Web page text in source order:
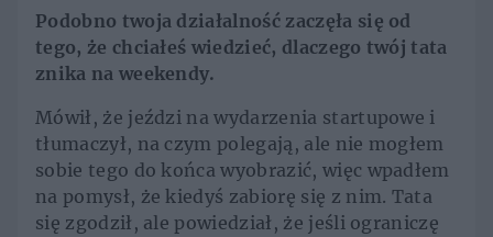
Podobno twoja działalność zaczęła się od
tego, że chciałeś wiedzieć, dlaczego twój tata
znika na weekendy.
Mówił, że jeździ na wydarzenia startupowe i
tłumaczył, na czym polegają, ale nie mogłem
sobie tego do końca wyobrazić, więc wpadłem
na pomysł, że kiedyś zabiorę się z nim. Tata
się zgodził, ale powiedział, że jeśli ograniczę